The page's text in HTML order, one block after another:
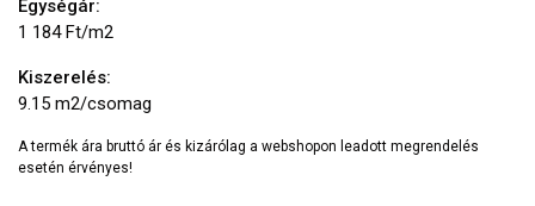
Egységár:
1 184 Ft/m2
Kiszerelés:
9.15 m2/csomag
A termék ára bruttó ár és kizárólag a webshopon leadott megrendelés
esetén érvényes!